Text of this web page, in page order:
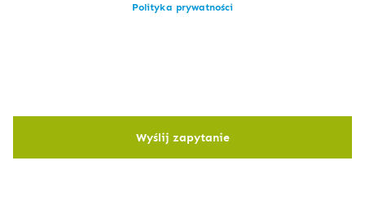
Polityka prywatności
Wyślij zapytanie